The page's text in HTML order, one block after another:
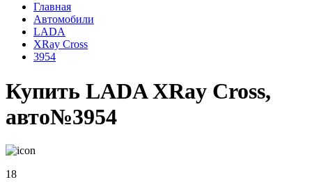
Главная
Автомобили
LADA
XRay Cross
3954
Купить LADA XRay Cross,
авто№3954
18